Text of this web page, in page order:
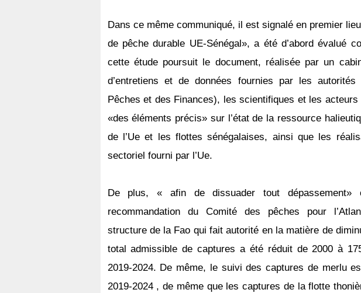
Dans ce même communiqué, il est signalé en premier
de pêche durable UE-Sénégal», a été d’abord évalué
cette étude poursuit le document, réalisée par un
d’entretiens et de données fournies par les
Pêches et des Finances), les scientifiques et les
«des éléments précis» sur l’état de la ressource
de l’Ue et les flottes sénégalaises, ainsi que les
sectoriel fourni par l’Ue.
De plus, « afin de dissuader tout
recommandation du Comité des pêches pour
structure de la Fao qui fait autorité en la matière de
total admissible de captures a été réduit de 2000 à
2019-2024. De même, le suivi des captures de merlu
2019-2024 , de même que les captures de la flotte